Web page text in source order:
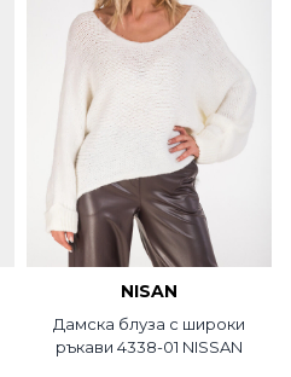
NISAN
Дамска блуза с широки
ръкави 4338-01 NISSAN